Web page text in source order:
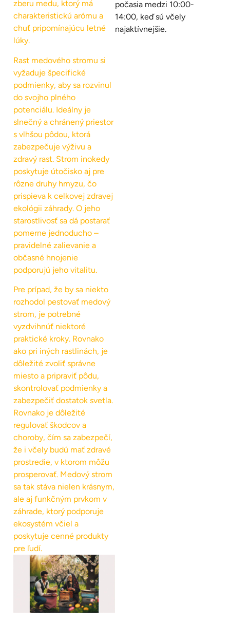
zberu medu, ktorý má
charakteristickú arómu a
chuť pripomínajúcu letné
lúky.
Rast medového stromu si
vyžaduje špecifické
podmienky, aby sa rozvinul
do svojho plného
potenciálu. Ideálny je
slnečný a chránený priestor
s vlhšou pôdou, ktorá
zabezpečuje výživu a
zdravý rast. Strom inokedy
poskytuje útočisko aj pre
rôzne druhy hmyzu, čo
prispieva k celkovej zdravej
ekológii záhrady. O jeho
starostlivosť sa dá postarať
pomerne jednoducho –
pravidelné zalievanie a
občasné hnojenie
podporujú jeho vitalitu.
Pre prípad, že by sa niekto
rozhodol pestovať medový
strom, je potrebné
vyzdvihnúť niektoré
praktické kroky. Rovnako
ako pri iných rastlinách, je
dôležité zvoliť správne
miesto a pripraviť pôdu,
skontrolovať podmienky a
zabezpečiť dostatok svetla.
Rovnako je dôležité
regulovať škodcov a
choroby, čím sa zabezpečí,
že i včely budú mať zdravé
prostredie, v ktorom môžu
prosperovať. Medový strom
sa tak stáva nielen krásnym,
ale aj funkčným prvkom v
záhrade, ktorý podporuje
ekosystém včiel a
poskytuje cenné produkty
pre ľudí.
počasia medzi 10:00-
14:00, keď sú včely
najaktívnejšie.